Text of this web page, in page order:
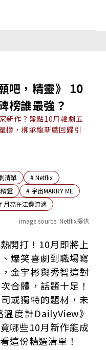
吧，精靈》 10
榜誰最強？
新作？盤點10月韓劇五
榜，柳承龍新戲回歸引
清單 #Netflix
靈 # 宇宙MARRY ME
月亮在江邊流淌
image source: Netflix提供
榜的三部話題作
開打！10月即將上
爆笑喜劇到職場寫
金宇彬與秀智這對
合體，話題十足！
或獨特的題材，未
度計DailyView》
哪些10月新作能成
這份精選清單！